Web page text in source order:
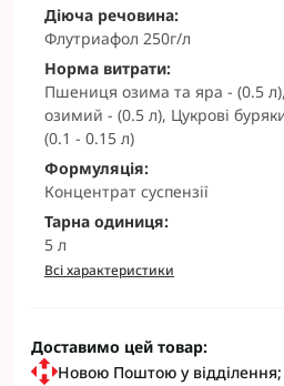
Діюча речовина:
Флутриафол 250г/л
Норма витрати:
Пшениця озима та яра - (0.5
озимий - (0.5 л), Цукрові
(0.1 - 0.15 л)
Формуляція:
Концентрат суспензії
Тарна одиниця:
5 л
Всі характеристики
Доставимо цей товар:
Новою Поштою у відділення;